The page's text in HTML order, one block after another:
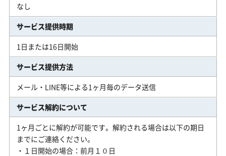
なし
サービス提供時期
1日または16日開始
サービス提供方法
メール・LINE等による1ヶ月毎のデータ送信
サービス解約について
1ヶ月ごとに解約が可能です。解約される場合は以下の期日
までにご連絡ください。
・１日開始の場合：前月１０日